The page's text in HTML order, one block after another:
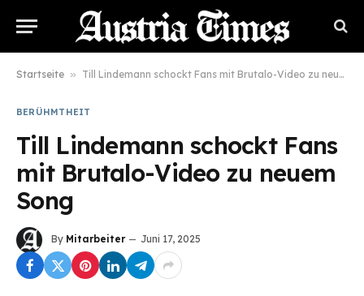
Startseite » Till Lindemann schockt Fans mit Brutalo-Video zu neuem Song
BERÜHMTHEIT
Till Lindemann schockt Fans
mit Brutalo-Video zu neuem
Song
By Mitarbeiter Juni 17, 2025